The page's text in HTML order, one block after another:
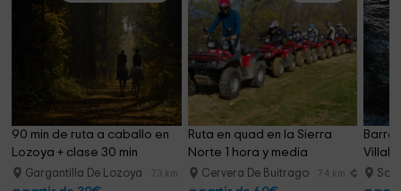
90 min de ruta a caballo en
Lozoya + clase 30 min
Gargantilla De Lozoya 7.3 km
Ruta en quad en la Sierra
Norte 1 hora y media
Cervera De Buitrago 7.4 km